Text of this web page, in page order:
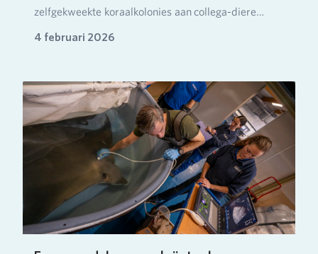
zelfgekweekte koraalkolonies aan collega-diere…
4 februari 2026